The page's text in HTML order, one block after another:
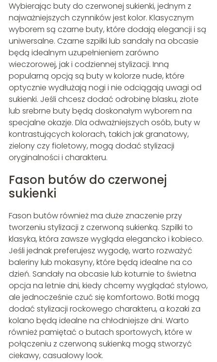
Wybierając buty do czerwonej sukienki, jednym z
najważniejszych czynników jest kolor. Klasycznym
wyborem są czarne buty, które dodają elegancji i są
uniwersalne. Czarne szpilki lub sandały na obcasie
będą idealnym uzupełnieniem zarówno
wieczorowej, jak i codziennej stylizacji. Inną
popularną opcją są buty w kolorze nude, które
optycznie wydłużają nogi i nie odciągają uwagi od
sukienki. Jeśli chcesz dodać odrobinę blasku, złote
lub srebrne buty będą doskonałym wyborem na
specjalne okazje. Dla odważniejszych osób, buty w
kontrastujących kolorach, takich jak granatowy,
zielony czy fioletowy, mogą dodać stylizacji
oryginalności i charakteru.
Fason butów do czerwonej
sukienki
Fason butów również ma duże znaczenie przy
tworzeniu stylizacji z czerwoną sukienką. Szpilki to
klasyka, która zawsze wygląda elegancko i kobieco.
Jeśli jednak preferujesz wygodę, warto rozważyć
baleriny lub mokasyny, które będą idealne na co
dzień. Sandały na obcasie lub koturnie to świetna
opcja na letnie dni, kiedy chcemy wyglądać stylowo,
ale jednocześnie czuć się komfortowo. Botki mogą
dodać stylizacji rockowego charakteru, a kozaki za
kolano będą idealne na chłodniejsze dni. Warto
również pamiętać o butach sportowych, które w
połączeniu z czerwoną sukienką mogą stworzyć
ciekawy, casualowy look.